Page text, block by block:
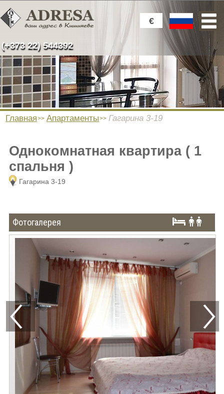
€
(+373 22) 544392
Главная Апартаменты Гагарина 3-19
Однокомнатная квартира ( 1
спальня )
Гагарина 3-19
Фотогалерея